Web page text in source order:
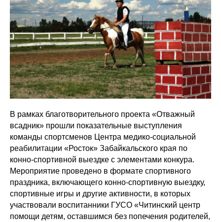
В рамках благотворительного проекта «Отважный
всадник» прошли показательные выступления
команды спортсменов Центра медико-социальной
реабилитации «Росток» Забайкальского края по
конно-спортивной выездке с элементами конкура.
Мероприятие проведено в формате спортивного
праздника, включающего конно-спортивную выездку,
спортивные игры и другие активности, в которых
участвовали воспитанники ГУСО «Читинский центр
помощи детям, оставшимся без попечения родителей,